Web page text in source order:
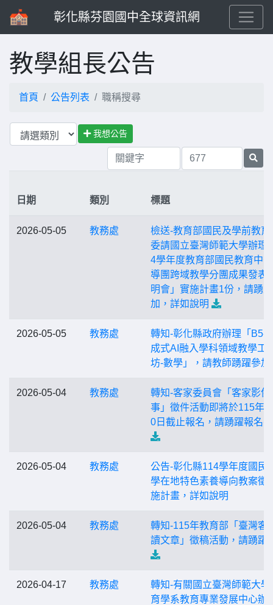
彰化縣芬園國中全球資訊網
教學組長公告
首頁 公告列表 職稱搜尋
我想公告
日期 類別 標題
2026-05-05 教務處
檢送-教育部國民及學前教育
委請國立臺灣師範大學辦理
4學年度教育部國民教育中
導團跨域教學分團成果發表
明會」實施計畫1份，請踴
加，詳如說明
2026-05-05 教務處
轉知-彰化縣政府辦理「B5-
成式AI融入學科領域教學工
坊-數學」，請教師踴躍參加
2026-05-04 教務處
轉知-客家委員會「客家影像
事」徵件活動即將於115年4
0日截止報名，請踴躍報名
2026-05-04 教務處
公告-彰化縣114學年度國民
學在地特色素養導向教案徵
施計畫，詳如說明
2026-05-04 教務處
轉知-115年教育部「臺灣客
讀文章」徵稿活動，請踴躍
2026-04-17 教務處
轉知-有關國立臺灣師範大學
育學系教育專業發展中心辦